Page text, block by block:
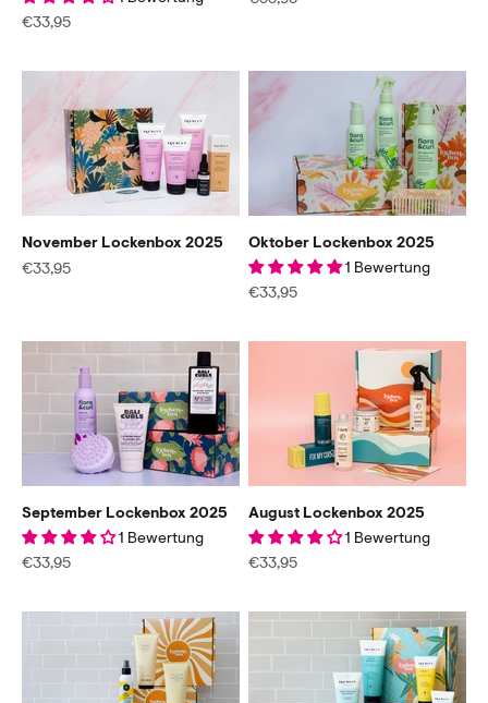
Angebot
€33,95
November Lockenbox 2025
Angebot
€33,95
Oktober Lockenbox 2025
1 Bewertung
Angebot
€33,95
September Lockenbox 2025
1 Bewertung
Angebot
€33,95
August Lockenbox 2025
1 Bewertung
Angebot
€33,95